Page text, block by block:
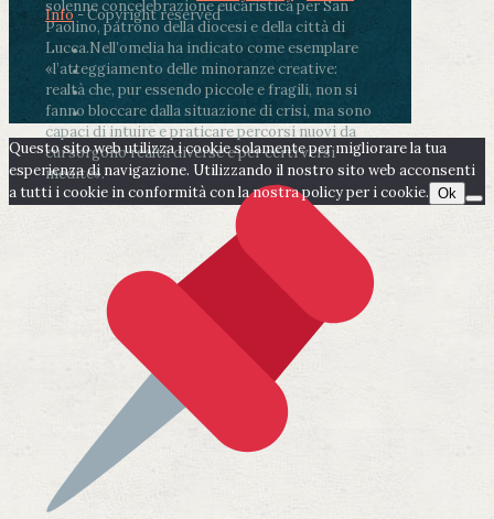
solenne concelebrazione eucaristica per San
Paolino, patrono della diocesi e della città di
Lucca.Nell’omelia ha indicato come esemplare
«l’atteggiamento delle minoranze creative:
realtà che, pur essendo piccole e fragili, non si
fanno bloccare dalla situazione di crisi, ma sono
capaci di intuire e praticare percorsi nuovi da
cui sorgono realtà diverse e per certi versi
inedite».
Info- Copyright reserved
Questo sito web utilizza i cookie solamente per migliorare la tua
esperienza di navigazione. Utilizzando il nostro sito web acconsenti
a tutti i cookie in conformità con la nostra policy per i cookie. Ok